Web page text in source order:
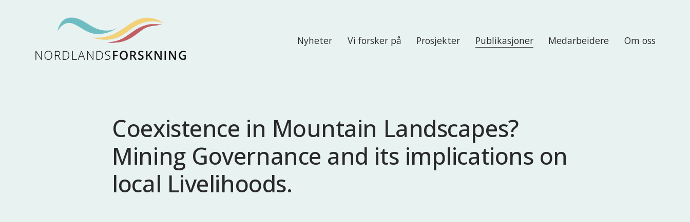
Nyheter Vi forsker på Prosjekter Publikasjoner Medarbeidere Om oss
Coexistence in Mountain Landscapes?
Mining Governance and its implications on
local Livelihoods.